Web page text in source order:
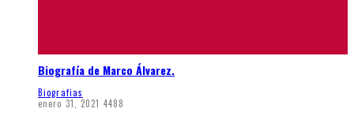
Biografía de Marco Álvarez.
Biografias
enero 31, 2021 4488